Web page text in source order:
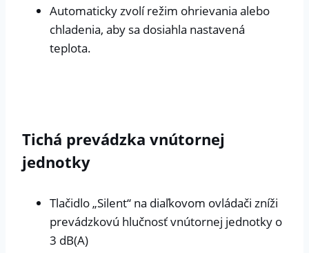
Automaticky zvolí režim ohrievania alebo
chladenia, aby sa dosiahla nastavená
teplota.
Tichá prevádzka vnútornej
jednotky
Tlačidlo „Silent“ na diaľkovom ovládači zníži
prevádzkovú hlučnosť vnútornej jednotky o
3 dB(A)